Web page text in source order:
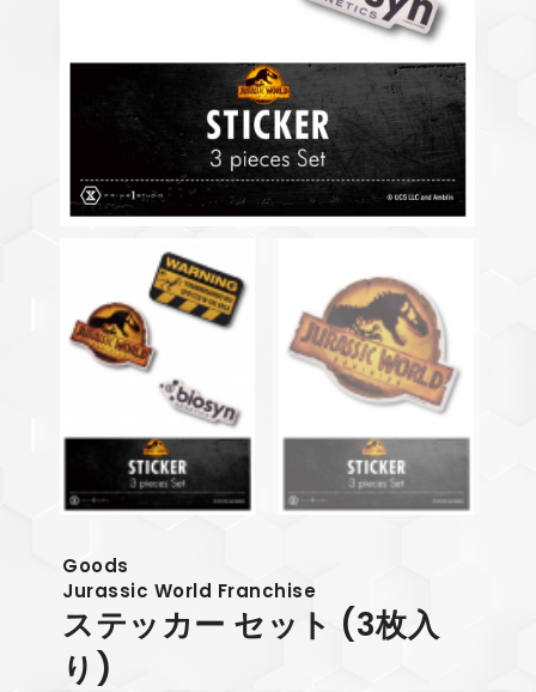
Goods
Jurassic World Franchise
ステッカー セット (3枚入
り)